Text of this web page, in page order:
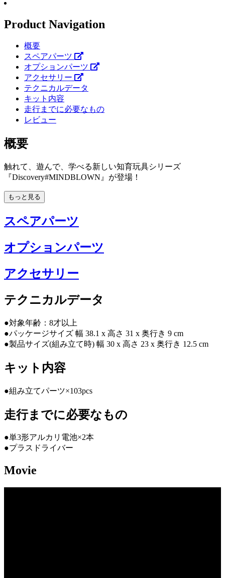
Product Navigation
概要
スペアパーツ
オプションパーツ
アクセサリー
テクニカルデータ
キット内容
走行までに必要なもの
レビュー
概要
触れて、遊んで、学べる新しい知育玩具シリーズ
『Discovery#MINDBLOWN』が登場！
もっと見る
スペアパーツ
オプションパーツ
アクセサリー
テクニカルデータ
●対象年齢：8才以上
●パッケージサイズ 幅 38.1 x 高さ 31 x 奥行き 9 cm
●製品サイズ(組み立て時) 幅 30 x 高さ 23 x 奥行き 12.5 cm
キット内容
●組み立てパーツ×103pcs
走行までに必要なもの
●単3形アルカリ電池×2本
●プラスドライバー
Movie